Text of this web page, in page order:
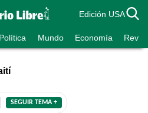
Edición USA
Política Mundo Economía
SEGUIR TEMA +